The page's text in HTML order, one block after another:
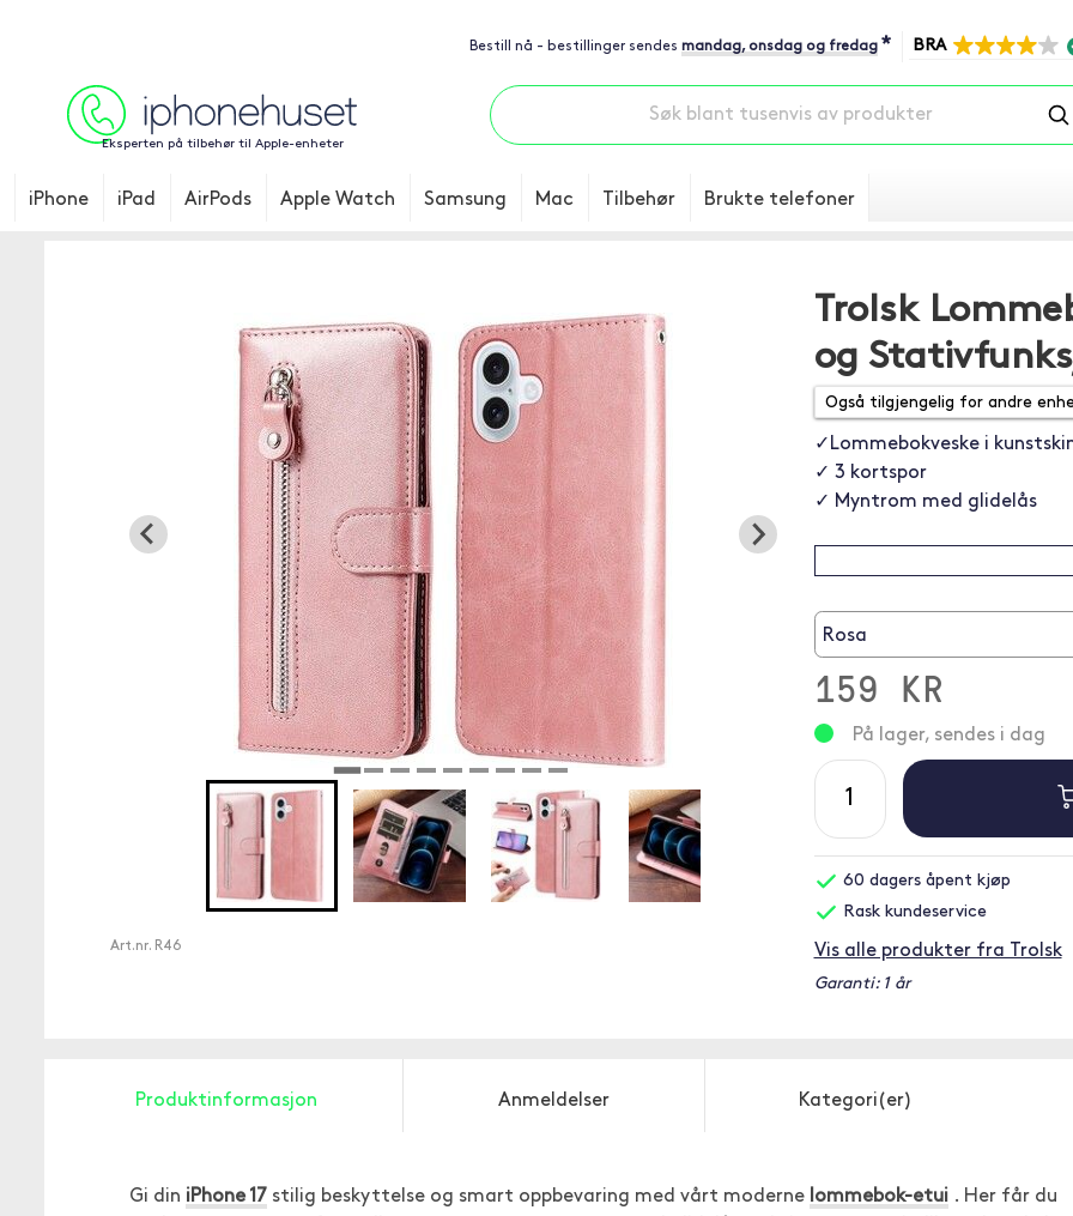
Bestill nå - bestillinger sendes mandag, onsdag og fredag * BRA
Eksperten på tilbehør til Apple-enheter
iPhone iPad AirPods Apple Watch Samsung Mac Tilbehør Brukte telefoner
Art.nr. R46
Trolsk
og
✓Lommebokveske i
✓ 3 kortspor
✓ Myntrom med glidelås
Rosa
159 KR
På lager, sendes i dag
60 dagers åpent kjøp
Rask kundeservice
Vis alle produkter fra Trolsk
Garanti: 1 år
Produktinformasjon Anmeldelser Kategori(er)
Gi din iPhone 17 stilig beskyttelse og smart oppbevaring med vårt moderne lommebok-etui . Her får du